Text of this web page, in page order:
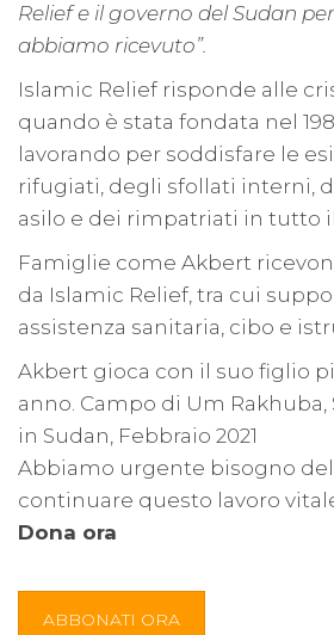
Relief e il governo del Sudan
abbiamo ricevuto”.
Islamic Relief risponde alle
quando è stata fondata nel
lavorando per soddisfare le
rifugiati, degli sfollati interni,
asilo e dei rimpatriati in tutto
Famiglie come Akbert
da Islamic Relief, tra cui
assistenza sanitaria, cibo e
Akbert gioca con il suo figlio
anno. Campo di Um Rakhuba,
in Sudan, Febbraio 2021
Abbiamo urgente bisogno
continuare questo lavoro
Dona ora
ABBONATI ORA